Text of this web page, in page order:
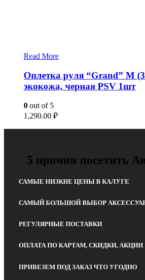
Read More
Оплетка руля “Grand” M
экокожа, черная PSV 1шт
0 out of 5
1,290.00 ₽
5 причин посетить
САМЫЕ НИЗКИЕ ЦЕНЫ В КАЛУГЕ
САМЫЙ БОЛЬШОЙ ВЫБОР
РЕГУЛЯРНЫЕ ПОСТАВКИ
ОПЛАТА ПО КАРТАМ, СКИДКИ, АКЦИИ
ПРИВЕЗЕМ ПОД ЗАКАЗ ЧТО УГОДНО